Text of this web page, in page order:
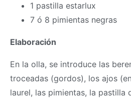
1 pastilla estarlux
7 ó 8 pimientas negras
Elaboración
En la olla, se introduce las
troceadas (gordos), los ajos
laurel, las pimientas, la pastilla